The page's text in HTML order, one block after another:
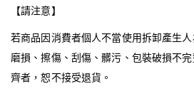
【請注意】
若商品因消費者個人不當使用拆卸產生
磨損、擦傷、刮傷、髒污、包裝破損不
齊者，恕不接受退貨。